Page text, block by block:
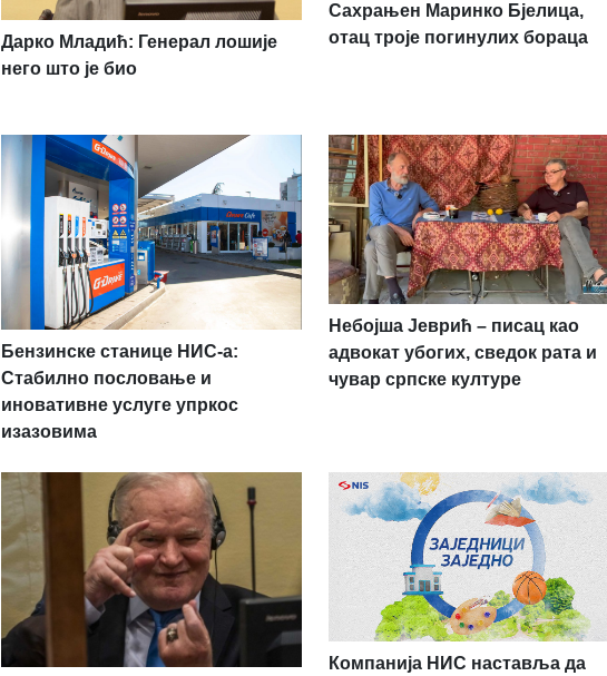
Дарко Младић: Генерал лошије
него што је био
Сахрањен Маринко Бјелица,
отац троје погинулих бораца
Бензинске станице НИС-а:
Стабилно пословање и
иновативне услуге упркос
изазовима
Небојша Јеврић – писац као
адвокат убогих, сведок рата и
чувар српске културе
Компанија НИС наставља да